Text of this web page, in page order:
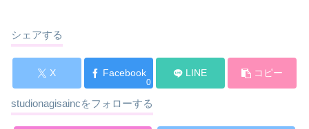
シェアする
X Facebook
0
LINE コピー
studionagisaincをフォローする